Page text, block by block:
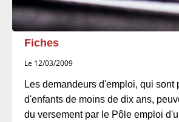
Fiches
Le 12/03/2009
Les demandeurs d'emploi, qui sont
d'enfants de moins de dix ans,
du versement par le Pôle emploi